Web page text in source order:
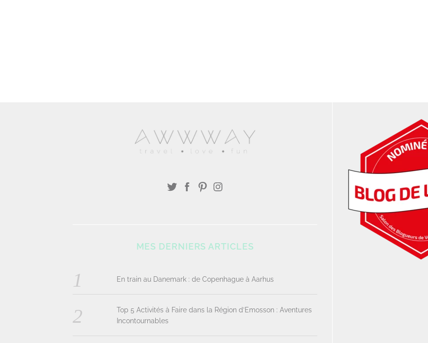
MES DERNIERS ARTICLES
En train au Danemark : de Copenhague à Aarhus
Top 5 Activités à Faire dans la Région d’Emosson : Aventures
Incontournables